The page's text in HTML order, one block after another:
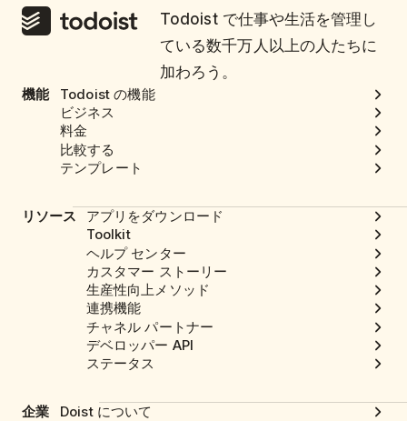
Todoist で仕事や生活を管理し
ている数千万人以上の人たちに
加わろう。
機能
Todoist の機能
ビジネス
料金
比較する
テンプレート
リソース
アプリをダウンロード
Toolkit
ヘルプ センター
カスタマー ストーリー
生産性向上メソッド
連携機能
チャネル パートナー
デベロッパー API
ステータス
企業
Doist について